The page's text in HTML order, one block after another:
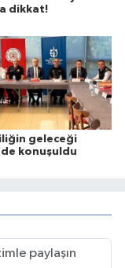
dikkat!
geleceği
konuşuldu